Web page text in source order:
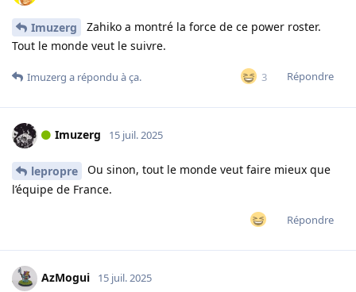
Imuzerg
Zahiko a montré la force de ce power roster.
Tout le monde veut le suivre.
3 Répondre
Imuzerg a répondu à ça.
Imuzerg 15 juil. 2025
lepropre
Ou sinon, tout le monde veut faire mieux que
l’équipe de France.
Répondre
AzMogui 15 juil. 2025